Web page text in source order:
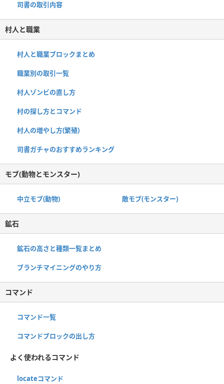
司書の取引内容
村人と職業
村人と職業ブロックまとめ
職業別の取引一覧
村人ゾンビの直し方
村の探し方とコマンド
村人の増やし方(繁殖)
司書ガチャのおすすめランキング
モブ(動物とモンスター)
中立モブ(動物) 敵モブ(モンスター)
鉱石
鉱石の高さと種類一覧まとめ
ブランチマイニングのやり方
コマンド
コマンド一覧
コマンドブロックの出し方
よく使われるコマンド
locateコマンド